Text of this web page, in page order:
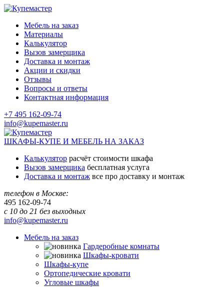
Мебель на заказ
Материалы
Калькулятор
Вызов замерщика
Доставка и монтаж
Акции и скидки
Отзывы
Вопросы и ответы
Контактная информация
+7 495 162-09-74
info@kupemaster.ru
ШКАФЫ-КУПЕ И МЕБЕЛЬ НА ЗАКАЗ
Калькулятор расчёт стоимости шкафа
Вызов замерщика бесплатная услуга
Доставка и монтаж все про доставку и монтаж
телефон в Москве:
495 162-09-74
с 10 до 21 без выходных
info@kupemaster.ru
Мебель на заказ
Гардеробные комнаты
Шкафы-кровати
Шкафы-купе
Ортопедические кровати
Угловые шкафы